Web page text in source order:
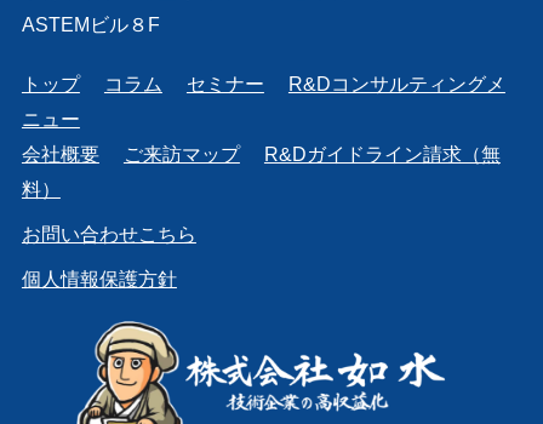
ASTEMビル８F
トップ コラム セミナー
R&Dコンサルティングメ
ニュー
会社概要
ご来訪マップ
R&Dガイドライン請求（無
料）
お問い合わせこちら
個人情報保護方針